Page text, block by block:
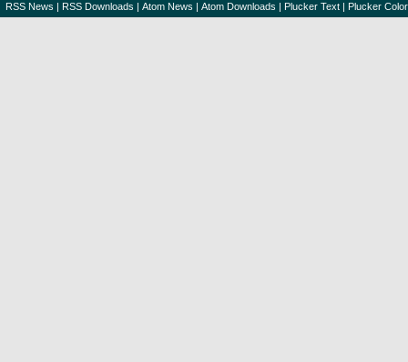
RSS News | RSS Downloads | Atom News | Atom Downloads | Plucker Text | Plucker Color